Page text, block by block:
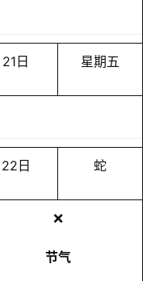
21日 星期五
22日 蛇
❌
节气